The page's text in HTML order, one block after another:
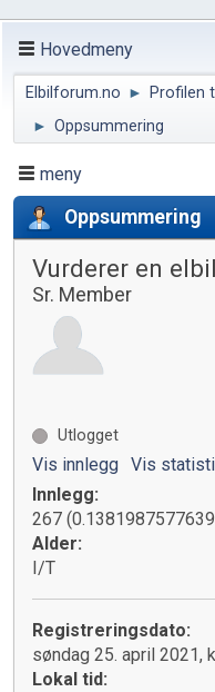
Hovedmeny
Elbilforum.no ►
Profilen
► Oppsummering
meny
Oppsummering
Vurderer en elbil
Sr. Member
Utlogget
Vis innlegg Vis
Innlegg:
267
Alder:
I/T
Registreringsdato:
søndag 25. april 2021,
Lokal tid: